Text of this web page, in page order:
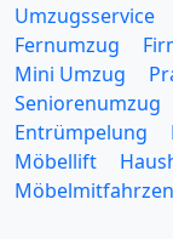
Umzugsservice
Fernumzug
Mini Umzug
Seniorenumzug
Entrümpelung
Möbellift